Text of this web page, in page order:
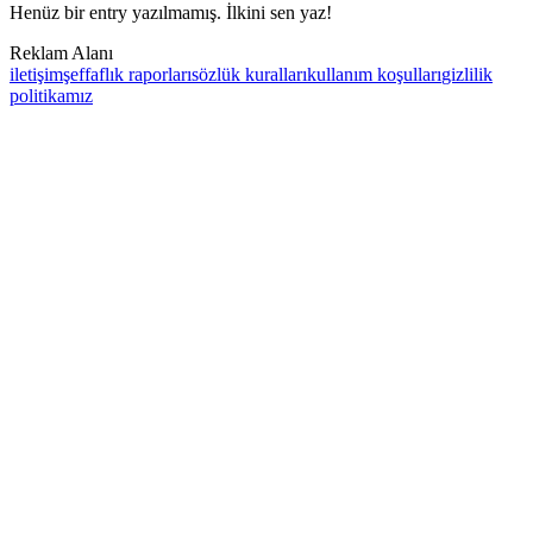
Henüz bir entry yazılmamış. İlkini sen yaz!
Reklam Alanı
iletişimşeffaflık raporlarısözlük kurallarıkullanım koşullarıgizlilik
politikamız